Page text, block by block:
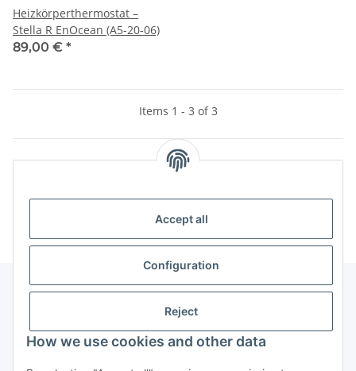
Accept all
Configuration
Reject
How we use cookies and other data
Heizkörperthermostat –
Stella R EnOcean (A5-20-06)
89,00 € *
Items 1 - 3 of 3